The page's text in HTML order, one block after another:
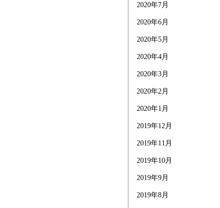
2020年7月
2020年6月
2020年5月
2020年4月
2020年3月
2020年2月
2020年1月
2019年12月
2019年11月
2019年10月
2019年9月
2019年8月